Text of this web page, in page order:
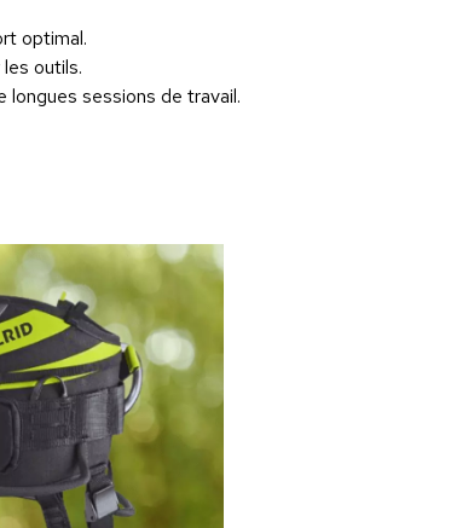
optimal.
outils.
sessions de travail.